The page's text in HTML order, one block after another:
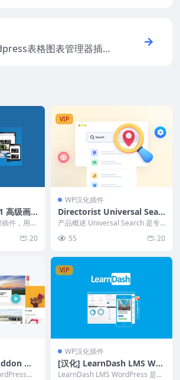
表格图表管理器插件
高级画
件，用于
20
VIP
WP汉化插件
Directorist Universal Sear
ch 提升WordPress目录网站
搜索体验
产品概述 Universal Search 是专
个...55 20
高
插件 v
主
VIP
WP汉化插件
[汉化] LearnDash LMS Wor
dPress v4.23.2 在线学习课
LearnDash LMS WordPress 是最